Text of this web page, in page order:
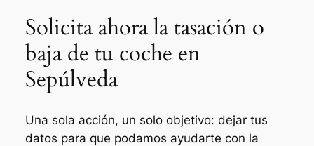
Solicita ahora la tasación o
baja de tu coche en
Sepúlveda
Una sola acción, un solo objetivo: dejar tus
datos para que podamos ayudarte con la